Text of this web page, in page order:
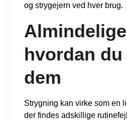
og strygejern ved hver brug.
hvordan
dem
Strygning kan virke som en
der findes adskillige